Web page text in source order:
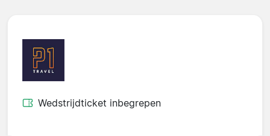
Wedstrijdticket inbegrepen